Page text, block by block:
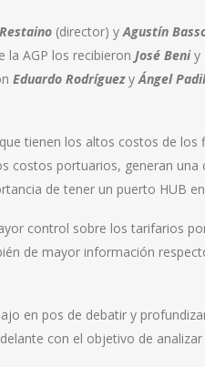
(director) y Agustín
la AGP los recibieron José Beniy
Eduardo Rodríguez y Ángel
tienen los altos costos de los
costos portuarios, generan una
de tener un puerto HUB
control sobre los tarifarios
de mayor información
en pos de debatir y
con el objetivo de